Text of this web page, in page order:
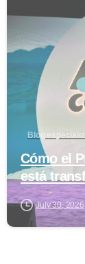
Blog
Cómo el
está
July 30, 2026